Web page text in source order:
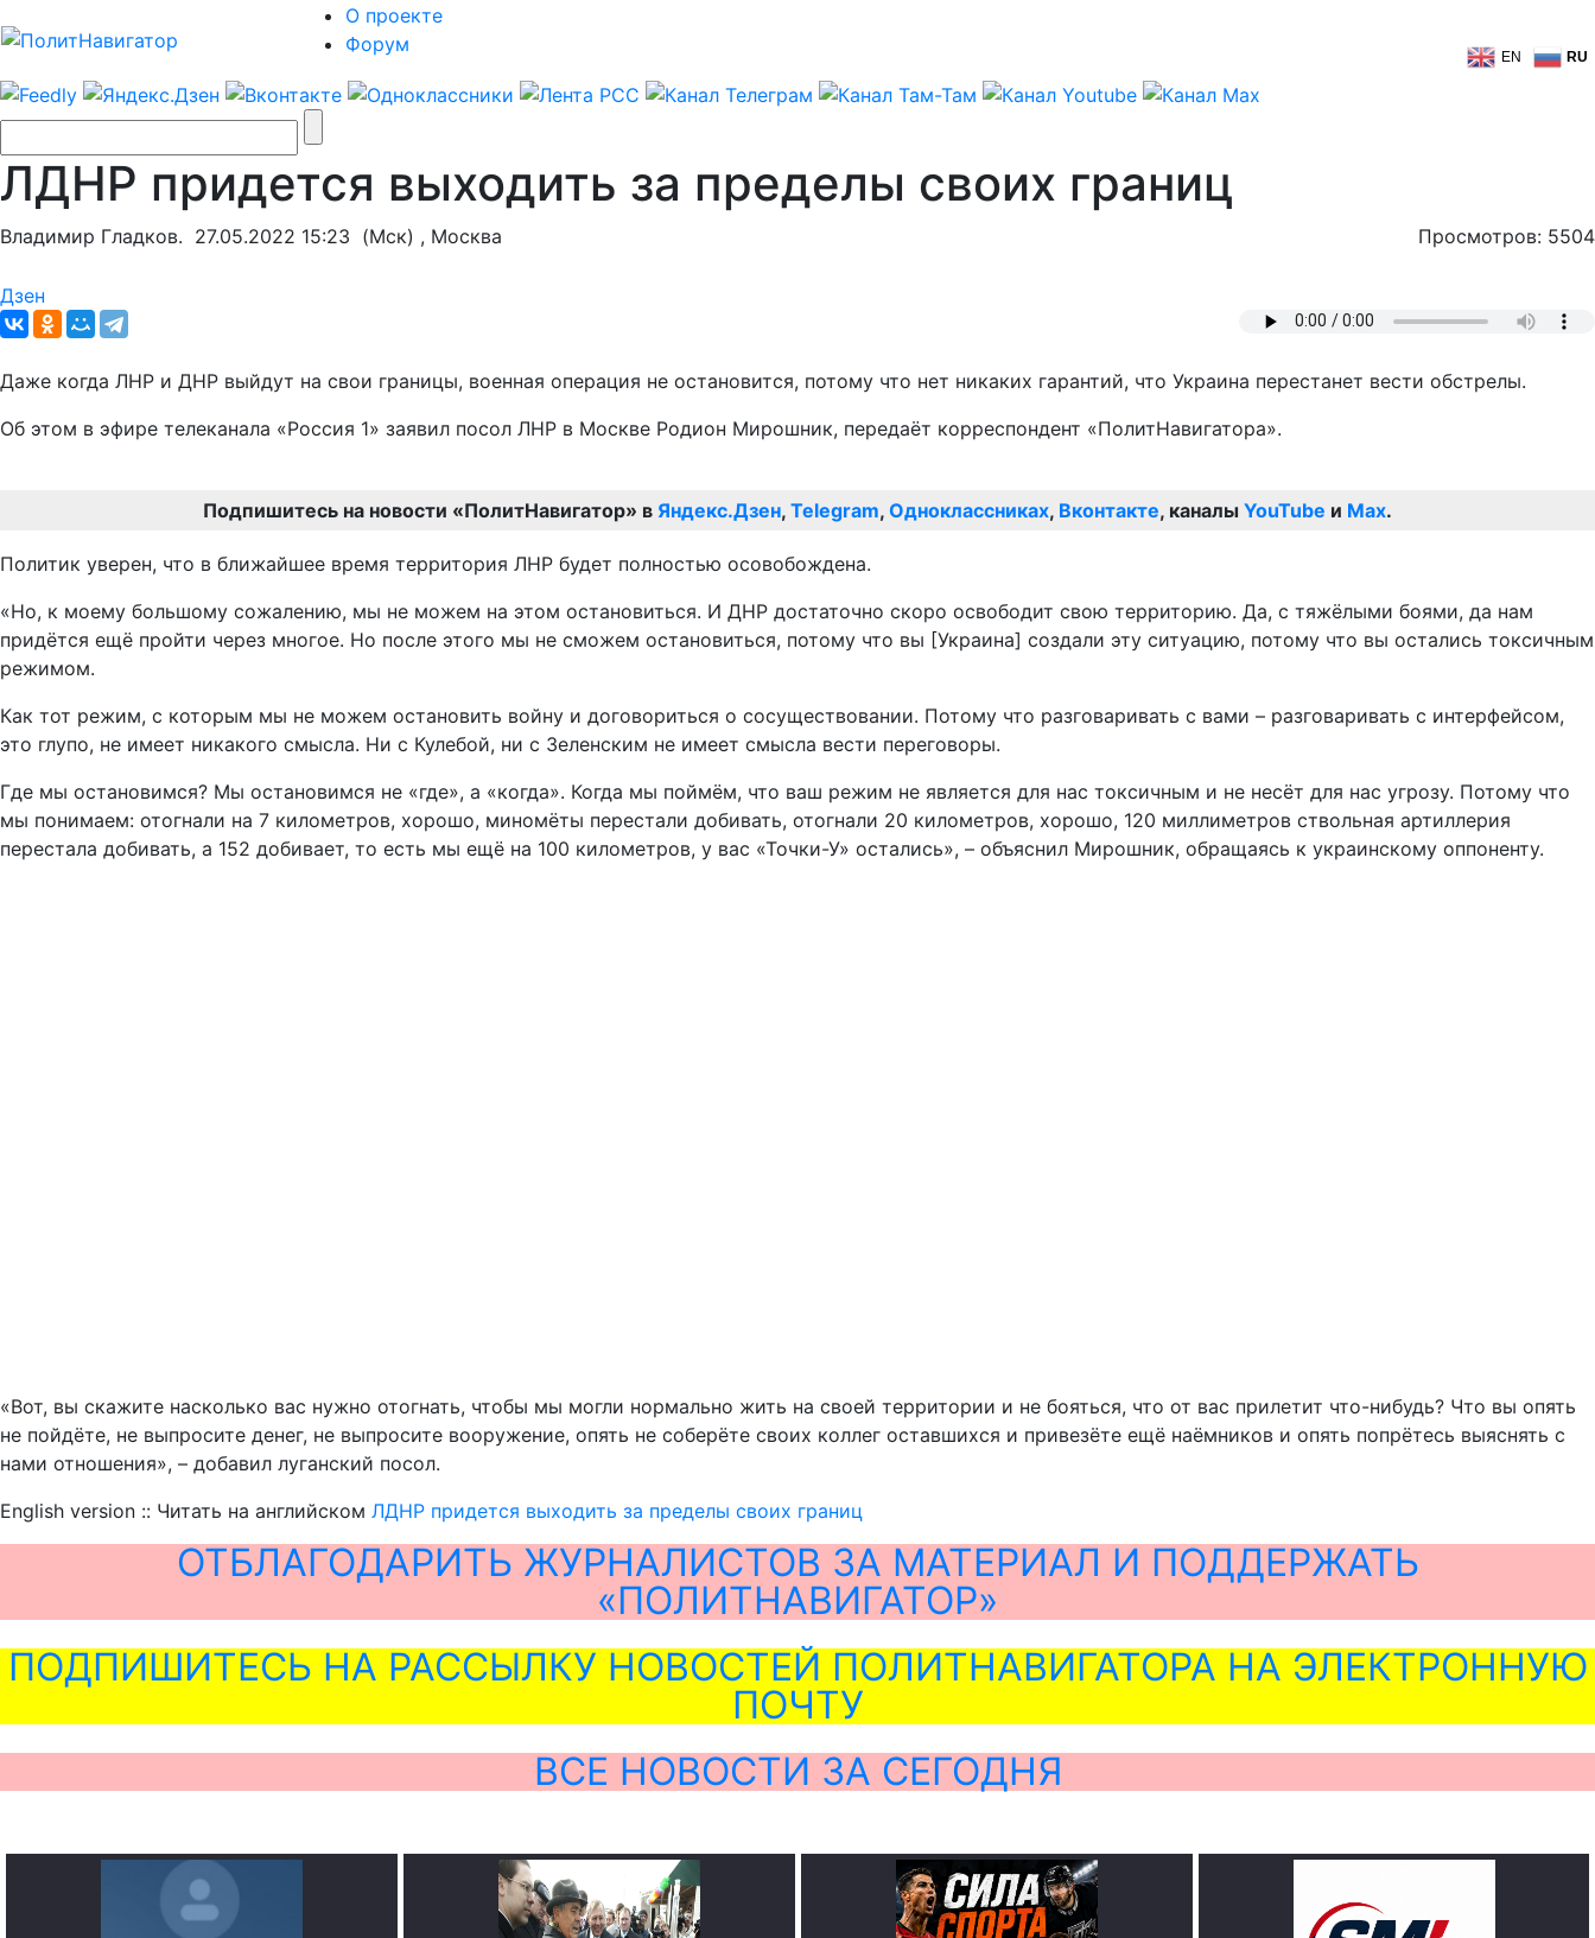
О проекте
Форум
EN RU
ЛДНР придется выходить за пределы своих границ
Владимир Гладков. 27.05.2022 15:23 (Мск) , Москва Просмотров: 5504
Дзен
Даже когда ЛНР и ДНР выйдут на свои границы, военная операция не остановится, потому что нет никаких гарантий, что Украина перестанет вести обстрелы.
Об этом в эфире телеканала «Россия 1» заявил посол ЛНР в Москве Родион Мирошник, передаёт корреспондент «ПолитНавигатора».
Подпишитесь на новости «ПолитНавигатор» в Яндекс.Дзен, Telegram, Одноклассниках, Вконтакте, каналы YouTube и Max.
Политик уверен, что в ближайшее время территория ЛНР будет полностью осовобождена.
«Но, к моему большому сожалению, мы не можем на этом остановиться. И ДНР достаточно скоро освободит свою территорию. Да, с тяжёлыми боями, да нам
придётся ещё пройти через многое. Но после этого мы не сможем остановиться, потому что вы [Украина] создали эту ситуацию, потому что вы остались токсичным
режимом.
Как тот режим, с которым мы не можем остановить войну и договориться о сосуществовании. Потому что разговаривать с вами – разговаривать с интерфейсом,
это глупо, не имеет никакого смысла. Ни с Кулебой, ни с Зеленским не имеет смысла вести переговоры.
Где мы остановимся? Мы остановимся не «где», а «когда». Когда мы поймём, что ваш режим не является для нас токсичным и не несёт для нас угрозу. Потому что
мы понимаем: отогнали на 7 километров, хорошо, миномёты перестали добивать, отогнали 20 километров, хорошо, 120 миллиметров ствольная артиллерия
перестала добивать, а 152 добивает, то есть мы ещё на 100 километров, у вас «Точки-У» остались», – объяснил Мирошник, обращаясь к украинскому оппоненту.
«Вот, вы скажите насколько вас нужно отогнать, чтобы мы могли нормально жить на своей территории и не бояться, что от вас прилетит что-нибудь? Что вы опять
не пойдёте, не выпросите денег, не выпросите вооружение, опять не соберёте своих коллег оставшихся и привезёте ещё наёмников и опять попрётесь выяснять с
нами отношения», – добавил луганский посол.
English version :: Читать на английском ЛДНР придется выходить за пределы своих границ
ОТБЛАГОДАРИТЬ ЖУРНАЛИСТОВ ЗА МАТЕРИАЛ И ПОДДЕРЖАТЬ
«ПОЛИТНАВИГАТОР»
ПОДПИШИТЕСЬ НА РАССЫЛКУ НОВОСТЕЙ ПОЛИТНАВИГАТОРА НА ЭЛЕКТРОННУЮ
ПОЧТУ
ВСЕ НОВОСТИ ЗА СЕГОДНЯ